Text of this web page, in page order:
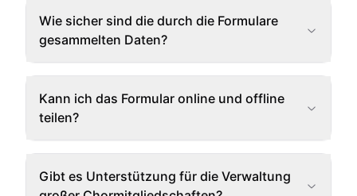
Wie sicher sind die durch die Formulare
gesammelten Daten?
Kann ich das Formular online und offline
teilen?
Gibt es Unterstützung für die Verwaltung